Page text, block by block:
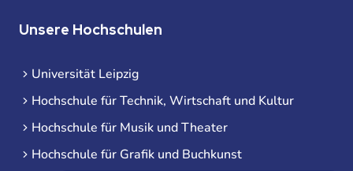
Unsere Hochschulen
Universität Leipzig
Hochschule für Technik, Wirtschaft und Kultur
Hochschule für Musik und Theater
Hochschule für Grafik und Buchkunst